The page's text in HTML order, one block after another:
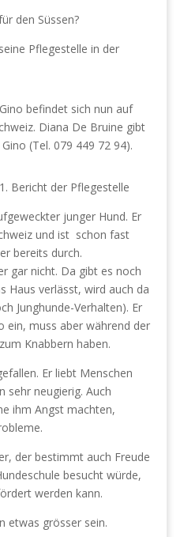
den Süssen?
Pflegestelle in der
befindet sich nun auf
Diana De Bruine gibt
(Tel. 079 449 72 94).
Bericht der Pflegestelle
junger Hund. Er
und ist schon fast
bereits durch.
gar nicht. Da gibt es noch
Haus verlässt, wird auch da
Junghunde-Verhalten). Er
ein, muss aber während der
Knabbern haben.
Er liebt Menschen
sehr neugierig. Auch
ihm Angst machten,
der bestimmt auch Freude
besucht würde,
werden kann.
etwas grösser sein.